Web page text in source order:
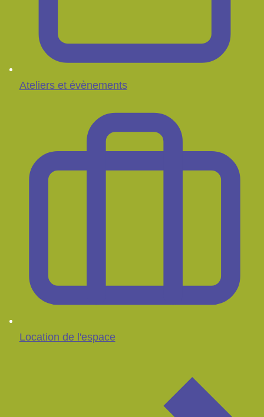
Ateliers et évènements
Location de l'espace